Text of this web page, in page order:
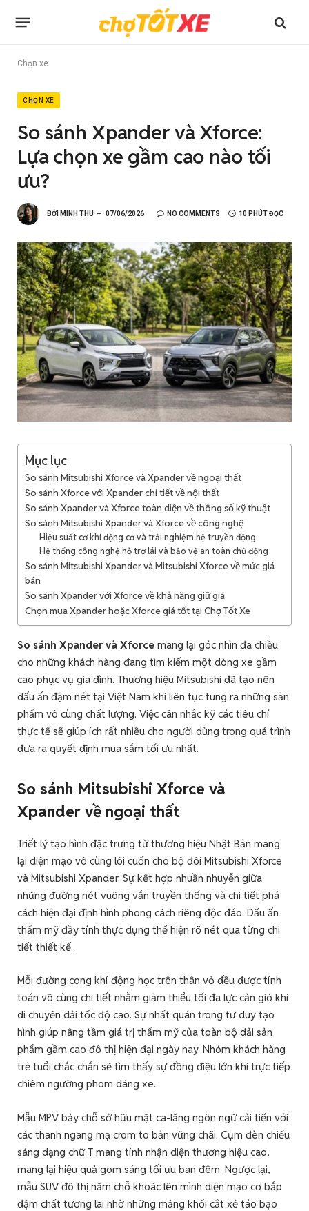
Chọn xe
CHỌN XE
So sánh Xpander và Xforce:
Lựa chọn xe gầm cao nào tối
ưu?
BỞI MINH THU 07/06/2026 NO COMMENTS 10 PHÚT ĐỌC
Mục lục
So sánh Mitsubishi Xforce và Xpander về ngoại thất
So sánh Xforce với Xpander chi tiết về nội thất
So sánh Xpander và Xforce toàn diện về thông số kỹ thuật
So sánh Mitsubishi Xpander và Xforce về công nghệ
Hiệu suất cơ khí động cơ và trải nghiệm hệ truyền động
Hệ thống công nghệ hỗ trợ lái và bảo vệ an toàn chủ động
So sánh Mitsubishi Xpander và Mitsubishi Xforce về mức giá
bán
So sánh Xpander với Xforce về khả năng giữ giá
Chọn mua Xpander hoặc Xforce giá tốt tại Chợ Tốt Xe
So sánh Xpander và Xforce mang lại góc nhìn đa chiều
cho những khách hàng đang tìm kiếm một dòng xe gầm
cao phục vụ gia đình. Thương hiệu Mitsubishi đã tạo nên
dấu ấn đậm nét tại Việt Nam khi liên tục tung ra những sản
phẩm vô cùng chất lượng. Việc cân nhắc kỹ các tiêu chí
thực tế sẽ giúp ích rất nhiều cho người dùng trong quá trình
đưa ra quyết định mua sắm tối ưu nhất.
So sánh Mitsubishi Xforce và
Xpander về ngoại thất
Triết lý tạo hình đặc trưng từ thương hiệu Nhật Bản mang
lại diện mạo vô cùng lôi cuốn cho bộ đôi Mitsubishi Xforce
và Mitsubishi Xpander. Sự kết hợp nhuần nhuyễn giữa
những đường nét vuông vắn truyền thống và chi tiết phá
cách hiện đại định hình phong cách riêng độc đáo. Dấu ấn
thẩm mỹ đầy tính thực dụng thể hiện rõ nét qua từng chi
tiết thiết kế.
Mỗi đường cong khí động học trên thân vỏ đều được tính
toán vô cùng chi tiết nhằm giảm thiểu tối đa lực cản gió khi
di chuyển dải tốc độ cao. Sự nhất quán trong tư duy tạo
hình giúp nâng tầm giá trị thẩm mỹ của toàn bộ dải sản
phẩm gầm cao đô thị hiện đại ngày nay. Nhóm khách hàng
trẻ tuổi chắc chắn sẽ tìm thấy sự đồng điệu lớn khi trực tiếp
chiêm ngưỡng phom dáng xe.
Mẫu MPV bảy chỗ sở hữu mặt ca-lăng ngôn ngữ cải tiến với
các thanh ngang mạ crom to bản vững chãi. Cụm đèn chiếu
sáng dạng chữ T mang tính nhận diện thương hiệu cao,
mang lại hiệu quả gom sáng tối ưu ban đêm. Ngược lại,
mẫu SUV đô thị năm chỗ khoác lên mình diện mạo cơ bắp
đậm chất tương lai nhờ những mảng khối cắt xẻ táo bạo